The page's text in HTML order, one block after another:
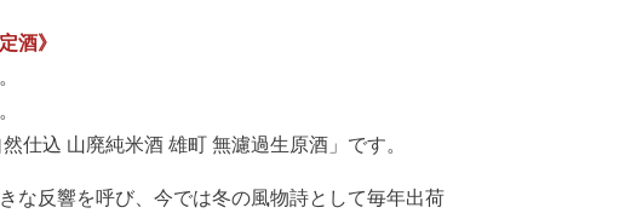
酒》
仕込 山廃純米酒 雄町 無濾過生原酒」です。
な反響を呼び、今では冬の風物詩として毎年出荷